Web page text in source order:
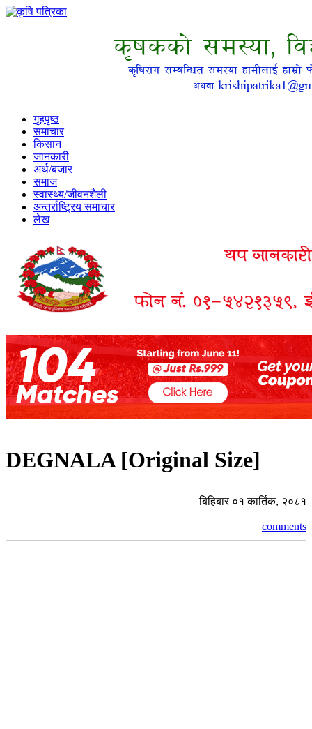
गृहपृष्ठ
समाचार
किसान
जानकारी
अर्थ/बजार
समाज
स्वास्थ्य/जीवनशैली
अन्तर्राष्ट्रिय समाचार
लेख
DEGNALA [Original Size]
बिहिबार ०१ कार्तिक, २०८१
comments